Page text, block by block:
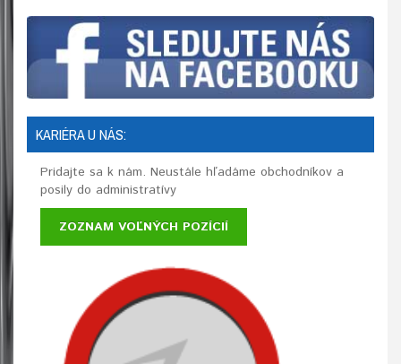
KARIÉRA U NÁS:
Pridajte sa k nám. Neustále hľadáme obchodníkov a
posily do administratívy
ZOZNAM VOĽNÝCH POZÍCIÍ